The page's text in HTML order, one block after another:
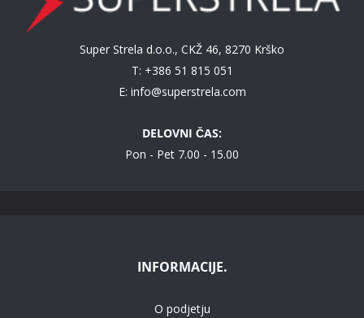
Super Strela d.o.o., CKŽ 46, 8270 Krško
T: +386 51 815 051
E: info@superstrela.com
DELOVNI ČAS:
Pon - Pet 7.00 - 15.00
INFORMACIJE.
O podjetju